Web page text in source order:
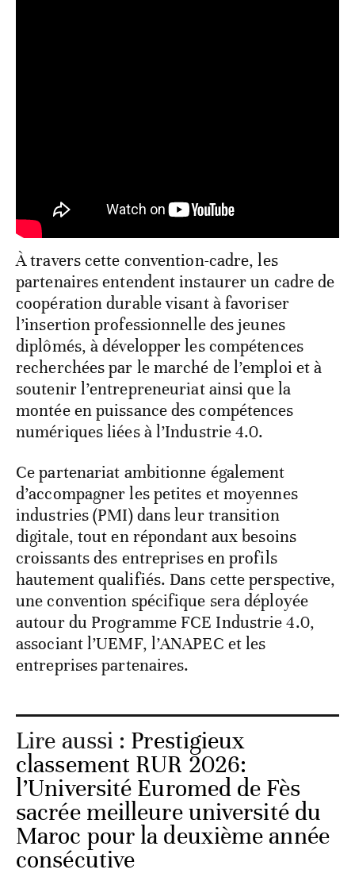
À travers cette convention-cadre, les
partenaires entendent instaurer un cadre de
coopération durable visant à favoriser
l’insertion professionnelle des jeunes
diplômés, à développer les compétences
recherchées par le marché de l’emploi et à
soutenir l’entrepreneuriat ainsi que la
montée en puissance des compétences
numériques liées à l’Industrie 4.0.
Ce partenariat ambitionne également
d’accompagner les petites et moyennes
industries (PMI) dans leur transition
digitale, tout en répondant aux besoins
croissants des entreprises en profils
hautement qualifiés. Dans cette perspective,
une convention spécifique sera déployée
autour du Programme FCE Industrie 4.0,
associant l’UEMF, l’ANAPEC et les
entreprises partenaires.
Lire aussi : Prestigieux
classement RUR 2026:
l’Université Euromed de Fès
sacrée meilleure université du
Maroc pour la deuxième année
consécutive